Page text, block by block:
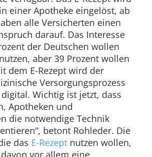
einer Apotheke eingelöst, ab
alle Versicherten einen
darauf. Das Interesse
der Deutschen wollen
aber 39 Prozent wollen
dem E-Rezept wird der
Versorgungsprozess
Wichtig ist jetzt, dass
Apotheken und
die notwendige Technik
betont Rohleder. Die
das E-Rezeptnutzen wollen,
vor allem eine